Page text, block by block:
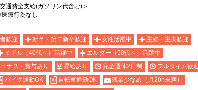
費全支給(ガソリン代含む)＞
療行為なし
歓迎 新卒・第二新卒歓迎 女性活躍中
主婦・主夫歓迎
ミドル（40代～）活躍中
エルダー（50代～）活躍中
ナス・賞与あり 昇給あり 完全週休2日制
フルタイム歓
バイク通勤OK 自転車通勤OK
残業少なめ（月20h未満）